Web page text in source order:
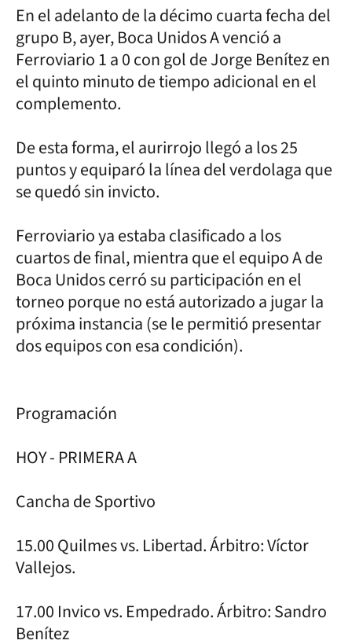
En el adelanto de la décimo cuarta fecha del
grupo B, ayer, Boca Unidos A venció a
Ferroviario 1 a 0 con gol de Jorge Benítez en
el quinto minuto de tiempo adicional en el
complemento.
De esta forma, el aurirrojo llegó a los 25
puntos y equiparó la línea del verdolaga que
se quedó sin invicto.
Ferroviario ya estaba clasificado a los
cuartos de final, mientra que el equipo A de
Boca Unidos cerró su participación en el
torneo porque no está autorizado a jugar la
próxima instancia (se le permitió presentar
dos equipos con esa condición).
Programación
HOY - PRIMERA A
Cancha de Sportivo
15.00 Quilmes vs. Libertad. Árbitro: Víctor
Vallejos.
17.00 Invico vs. Empedrado. Árbitro: Sandro
Benítez